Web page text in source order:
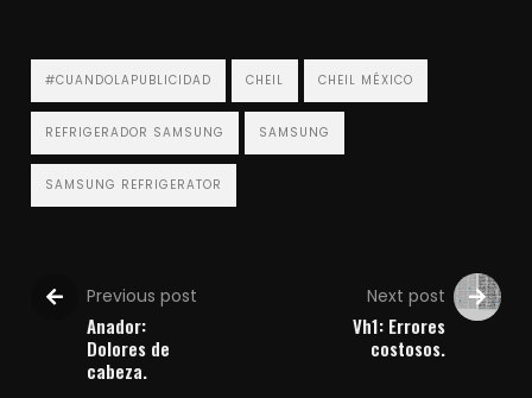
#CUANDOLAPUBLICIDAD CHEIL CHEIL MÉXICO
REFRIGERADOR SAMSUNG SAMSUNG
SAMSUNG REFRIGERATOR
Previous post
Anador:
Dolores de
cabeza.
Next post
Vh1: Errores
costosos.